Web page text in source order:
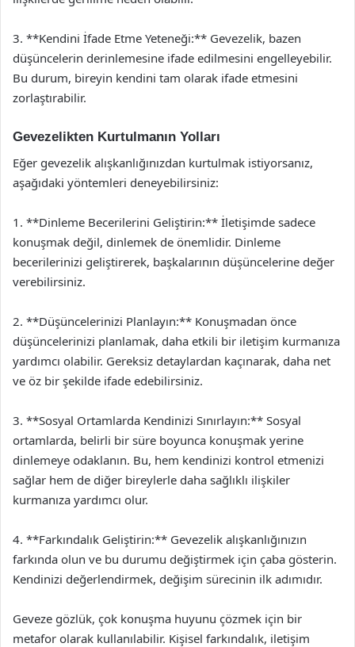
3. **Kendini İfade Etme Yeteneği:** Gevezelik, bazen
düşüncelerin derinlemesine ifade edilmesini engelleyebilir.
Bu durum, bireyin kendini tam olarak ifade etmesini
zorlaştırabilir.
Gevezelikten Kurtulmanın Yolları
Eğer gevezelik alışkanlığınızdan kurtulmak istiyorsanız,
aşağıdaki yöntemleri deneyebilirsiniz:
1. **Dinleme Becerilerini Geliştirin:** İletişimde sadece
konuşmak değil, dinlemek de önemlidir. Dinleme
becerilerinizi geliştirerek, başkalarının düşüncelerine değer
verebilirsiniz.
2. **Düşüncelerinizi Planlayın:** Konuşmadan önce
düşüncelerinizi planlamak, daha etkili bir iletişim kurmanıza
yardımcı olabilir. Gereksiz detaylardan kaçınarak, daha net
ve öz bir şekilde ifade edebilirsiniz.
3. **Sosyal Ortamlarda Kendinizi Sınırlayın:** Sosyal
ortamlarda, belirli bir süre boyunca konuşmak yerine
dinlemeye odaklanın. Bu, hem kendinizi kontrol etmenizi
sağlar hem de diğer bireylerle daha sağlıklı ilişkiler
kurmanıza yardımcı olur.
4. **Farkındalık Geliştirin:** Gevezelik alışkanlığınızın
farkında olun ve bu durumu değiştirmek için çaba gösterin.
Kendinizi değerlendirmek, değişim sürecinin ilk adımıdır.
Geveze gözlük, çok konuşma huyunu çözmek için bir
metafor olarak kullanılabilir. Kişisel farkındalık, iletişim